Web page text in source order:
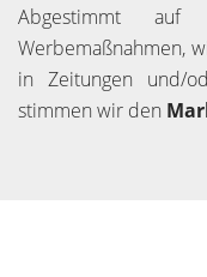
Abgestimmt
Werbemaßnahmen,
in Zeitungen und/
stimmen wir den